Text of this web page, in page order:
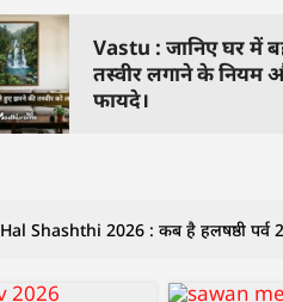
Vastu : जानिए घर में
तस्वीर लगाने के नियम
फायदे।
Hal Shashthi 2026 : कब है हलषष्ठी